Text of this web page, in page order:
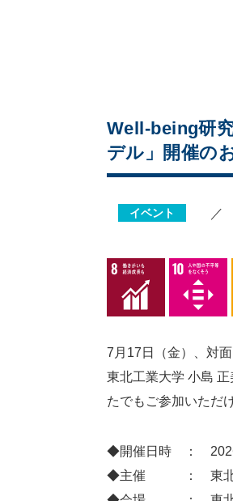
Well-being研
デル」開催の
イベント ／
7月17日（金）、対
東北工業大学 小島
たでもご参加いただ
◆開催日時 ： 2026
◆主催 ： 東北工